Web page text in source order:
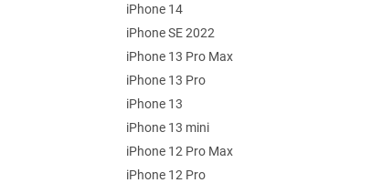
iPhone 14
iPhone SE 2022
iPhone 13 Pro Max
iPhone 13 Pro
iPhone 13
iPhone 13 mini
iPhone 12 Pro Max
iPhone 12 Pro